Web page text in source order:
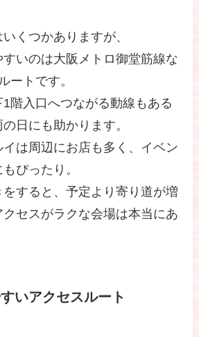
くつかありますが、
いのは大阪メトロ御堂筋線な
ートです。
階入口へつながる動線もある
日にも助かります。
イは周辺にお店も多く、イベン
ぴったり。
すると、予定より寄り道が増
セスがラクな会場は本当にあ
いアクセスルート